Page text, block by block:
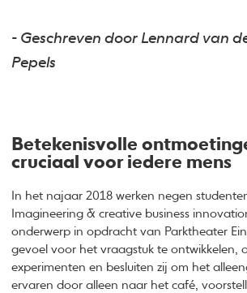
- Geschreven door Lennard van
Pepels
Betekenisvolle
cruciaal voor iedere mens
In het najaar 2018 werken negen
Imagineering & creative business
onderwerp in opdracht van Parktheater
gevoel voor het vraagstuk te ontwikkelen,
experimenten en besluiten zij om het
ervaren door alleen naar het café,